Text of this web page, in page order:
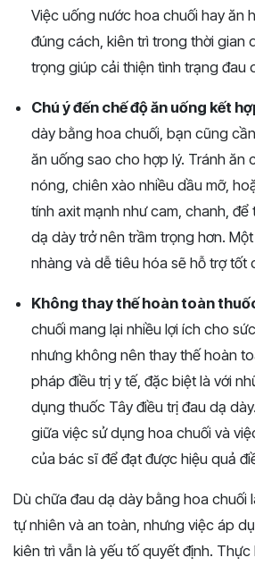
Việc uống nước hoa chuối hay ăn
đúng cách, kiên trì trong thời gian
trọng giúp cải thiện tình trạng đau
Chú ý đến chế độ ăn uống kết
dày bằng hoa chuối, bạn cũng
ăn uống sao cho hợp lý. Tránh ăn
nóng, chiên xào nhiều dầu mỡ,
tính axit mạnh như cam, chanh, để
dạ dày trở nên trầm trọng hơn.
nhàng và dễ tiêu hóa sẽ hỗ trợ tốt
Không thay thế hoàn toàn
chuối mang lại nhiều lợi ích cho
nhưng không nên thay thế hoàn
pháp điều trị y tế, đặc biệt là với
dụng thuốc Tây điều trị đau dạ
giữa việc sử dụng hoa chuối và
của bác sĩ để đạt được hiệu quả
Dù chữa đau dạ dày bằng hoa chuối
tự nhiên và an toàn, nhưng việc áp
kiên trì vẫn là yếu tố quyết định.